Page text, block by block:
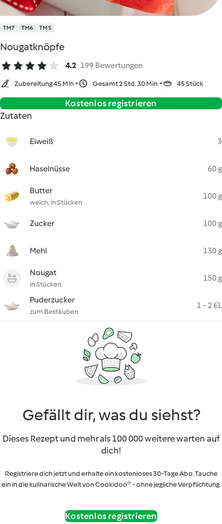
TM7 TM6 TM5
Nougatknöpfe
4.2 199 Bewertungen
Zubereitung 45 Min Gesamt 2 Std. 30 Min 45 Stück
Kostenlos registrieren
Zutaten
Eiweiß 3
Haselnüsse 60 g
Butter
weich, in Stücken
100 g
Zucker 100 g
Mehl 130 g
Nougat
in Stücken
150 g
Puderzucker
zum Bestäuben
1 - 2 EL
Gefällt dir, was du siehst?
Dieses Rezept und mehr als 100 000 weitere warten auf
dich!
Registriere dich jetzt und erhalte ein kostenloses 30-Tage Abo. Tauche
ein in die kulinarische Welt von Cookidoo® - ohne jegliche Verpflichtung.
Kostenlos registrieren